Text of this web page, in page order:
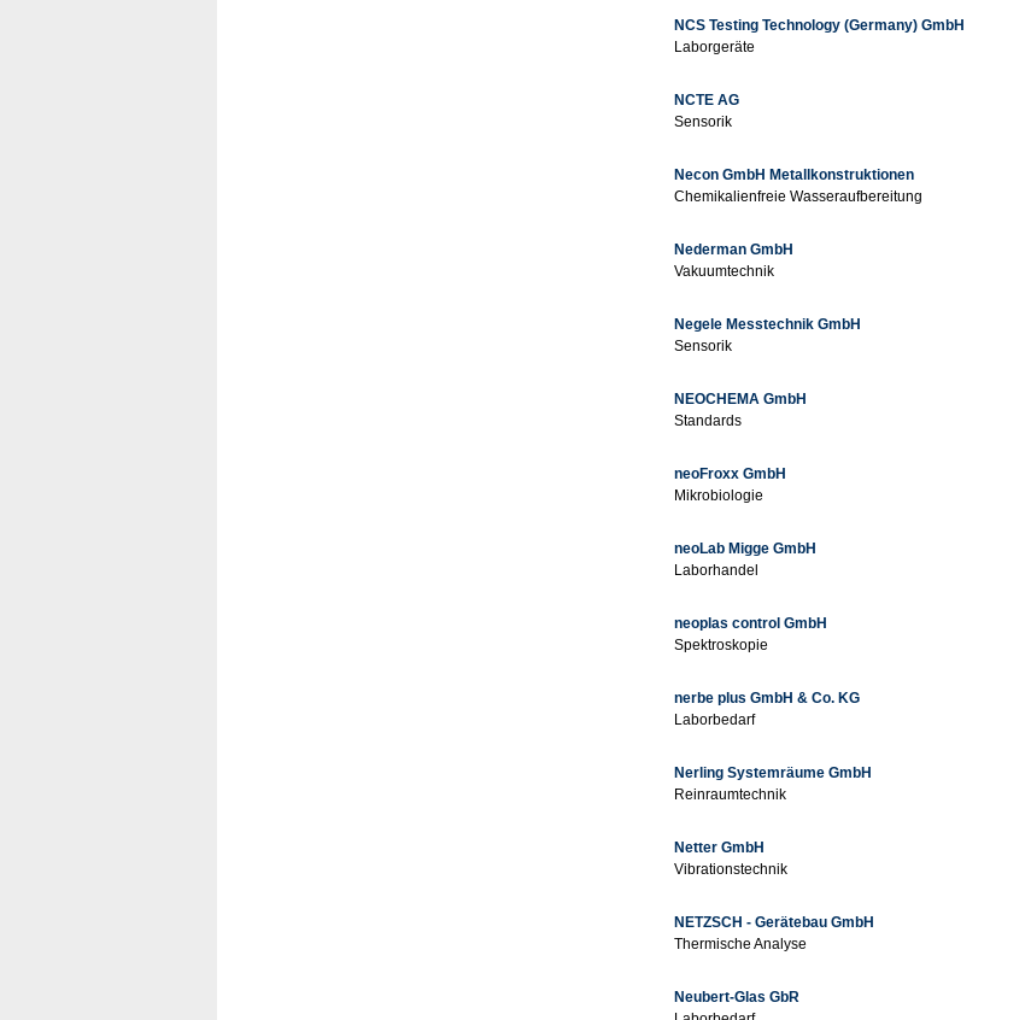
NCS Testing Technology (Germany) GmbH
Laborgeräte
NCTE AG
Sensorik
Necon GmbH Metallkonstruktionen
Chemikalienfreie Wasseraufbereitung
Nederman GmbH
Vakuumtechnik
Negele Messtechnik GmbH
Sensorik
NEOCHEMA GmbH
Standards
neoFroxx GmbH
Mikrobiologie
neoLab Migge GmbH
Laborhandel
neoplas control GmbH
Spektroskopie
nerbe plus GmbH & Co. KG
Laborbedarf
Nerling Systemräume GmbH
Reinraumtechnik
Netter GmbH
Vibrationstechnik
NETZSCH - Gerätebau GmbH
Thermische Analyse
Neubert-Glas GbR